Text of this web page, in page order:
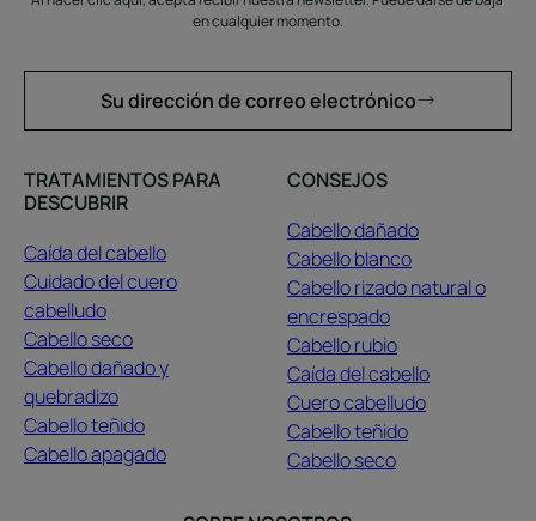
en cualquier momento.
Su dirección de correo electrónico
TRATAMIENTOS PARA
DESCUBRIR
Caída del cabello
Cuidado del cuero
cabelludo
Cabello seco
Cabello dañado y
quebradizo
Cabello teñido
Cabello apagado
CONSEJOS
Cabello dañado
Cabello blanco
Cabello rizado natural o
encrespado
Cabello rubio
Caída del cabello
Cuero cabelludo
Cabello teñido
Cabello seco